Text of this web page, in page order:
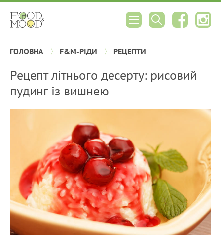
ГОЛОВНА F&M-РІДИ РЕЦЕПТИ
Рецепт літнього десерту: рисовий
пудинг із вишнею